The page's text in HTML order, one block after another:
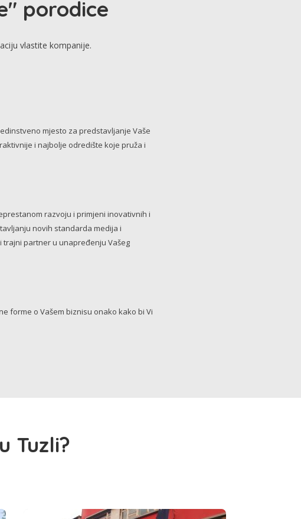
porodice
vlastite kompanije.
mjesto za predstavljanje Vaše
i najbolje odredište koje pruža i
razvoju i primjeni inovativnih i
novih standarda medija i
trajni partner u unapređenju Vašeg
forme o Vašem biznisu onako kako bi Vi
Tuzli?